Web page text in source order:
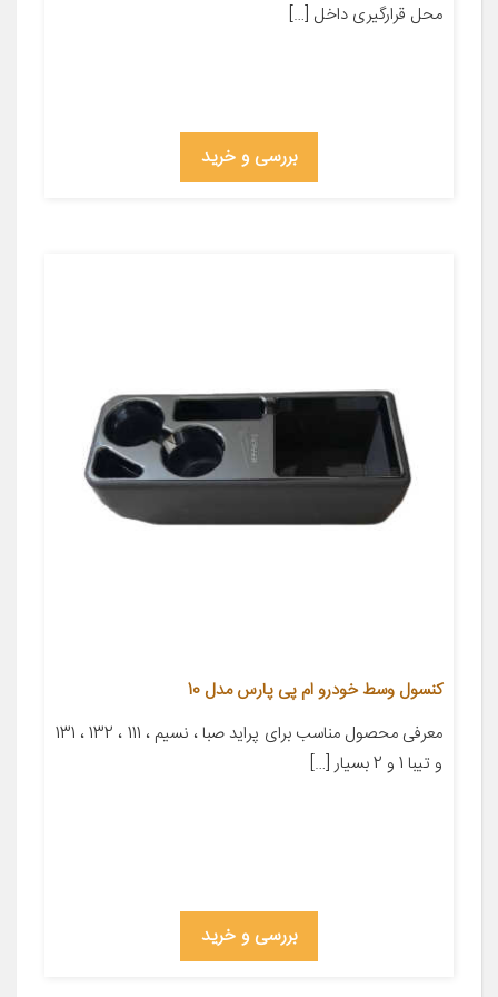
محل قرارگیری داخل […]
بررسی و خرید
کنسول وسط خودرو ام پی پارس مدل 10
معرفی محصول مناسب برای پراید صبا ، نسیم ، 111 ، 132 ، 131
و تیبا 1 و 2 بسیار […]
بررسی و خرید